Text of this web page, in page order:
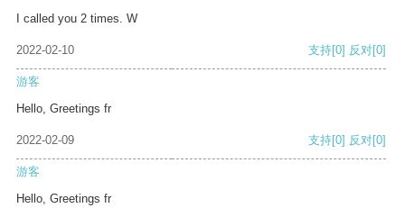
I called you 2 times. W
2022-02-10 支持[0] 反对[0]
游客
Hello, Greetings fr
2022-02-09 支持[0] 反对[0]
游客
Hello, Greetings fr